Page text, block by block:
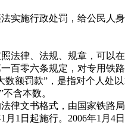
施行政处罚，给公民人身
律、法规、规章，可以在
零六条规定，对专用铁路
罚款”，是指对个人处以
含本数。
文书格式，由国家铁路
日起施行。2006年1月4